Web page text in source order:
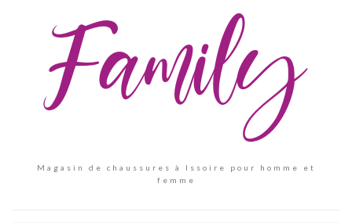
Family
Magasin de chaussures à Issoire pour homme et
femme